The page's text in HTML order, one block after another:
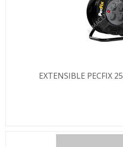
EXTENSIBLE PECFIX